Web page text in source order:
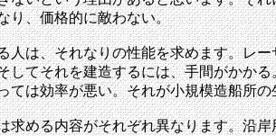
り、価格的に敵わない。
人は、それなりの性能を求めます。レ
してそれを建造するには、手間がかか
ては効率が悪い。それが小規模造船所の
求める内容がそれぞれ異なります。沿